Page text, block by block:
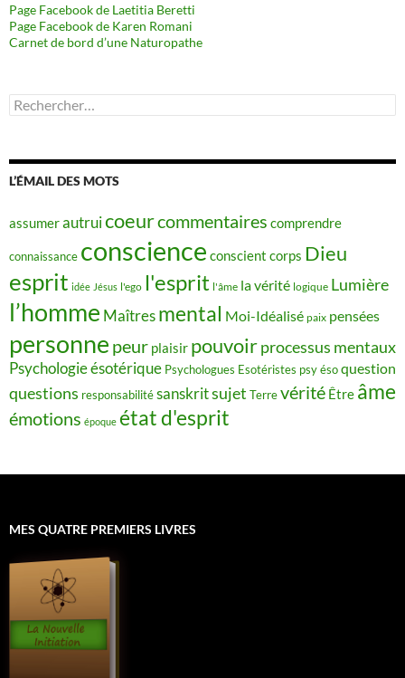
Page Facebook de Laetitia Beretti
Page Facebook de Karen Romani
Carnet de bord d’une Naturopathe
Rechercher :
L’ÉMAIL DES MOTS
assumerautruicoeurcommentaires comprendre
connaissance conscience conscient corps Dieu
esprit idée Jésus l'ego l'esprit l'âme la vérité logique Lumière
l’homme Maîtres mental Moi-Idéalisé paix pensées
personne peur plaisir pouvoirprocessus mentaux
Psychologie ésotérique Psychologues Esotéristes psy ésoquestion
questions responsabilitésanskritsujet Terrevérité Être âme
émotions époque état d'esprit
MES QUATRE PREMIERS LIVRES